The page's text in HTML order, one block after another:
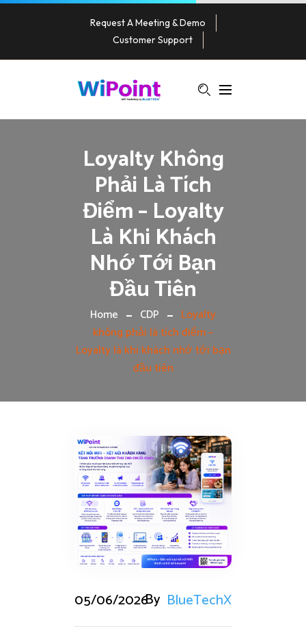
Request A Meeting & Demo
Customer Support
Loyalty Không
Phải Là Tích
Điểm – Loyalty
Là Khi Khách
Nhớ Tới Bạn
Đầu Tiên
Home CDP
Loyalty
không phải là tích điểm –
Loyalty là khi khách nhớ tới bạn
đầu tiên
05/06/2026By BlueTechX